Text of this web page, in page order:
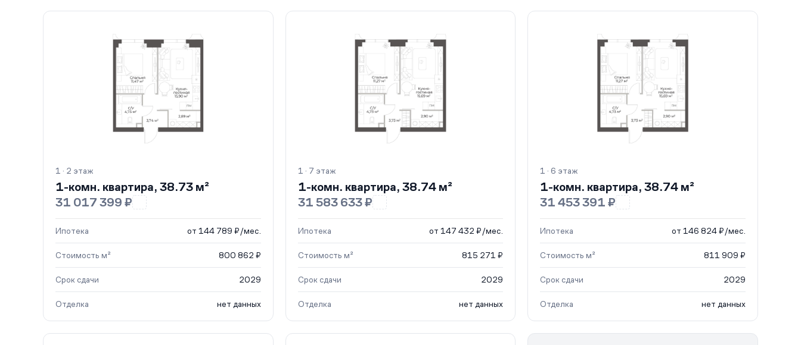
1 · 2 этаж
1-комн. квартира, 38.73 м²
31 017 399 ₽
Ипотека от 144 789 ₽/мес.
Стоимость м² 800 862 ₽
Срок сдачи 2029
Отделка нет данных
1 · 7 этаж
1-комн. квартира, 38.74 м²
31 583 633 ₽
Ипотека от 147 432 ₽/мес.
Стоимость м² 815 271 ₽
Срок сдачи 2029
Отделка нет данных
1 · 6 этаж
1-комн. квартира, 38.74 м²
31 453 391 ₽
Ипотека от 146 824 ₽/мес.
Стоимость м² 811 909 ₽
Срок сдачи 2029
Отделка нет данных